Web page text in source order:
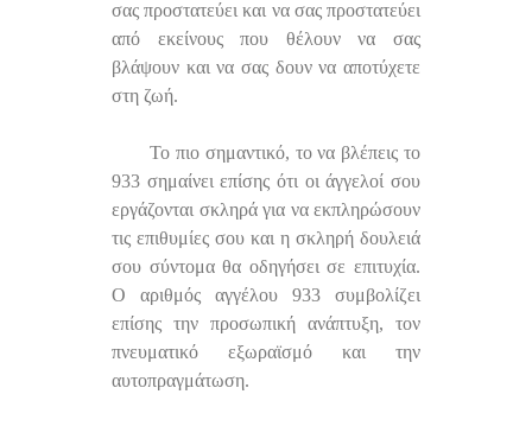
σας προστατεύει και να σας προστατεύει
από εκείνους που θέλουν να σας
βλάψουν και να σας δουν να αποτύχετε
στη ζωή.
Το πιο σημαντικό, το να βλέπεις το
933 σημαίνει επίσης ότι οι άγγελοί σου
εργάζονται σκληρά για να εκπληρώσουν
τις επιθυμίες σου και η σκληρή δουλειά
σου σύντομα θα οδηγήσει σε επιτυχία.
Ο αριθμός αγγέλου 933 συμβολίζει
επίσης την προσωπική ανάπτυξη, τον
πνευματικό εξωραϊσμό και την
αυτοπραγμάτωση.